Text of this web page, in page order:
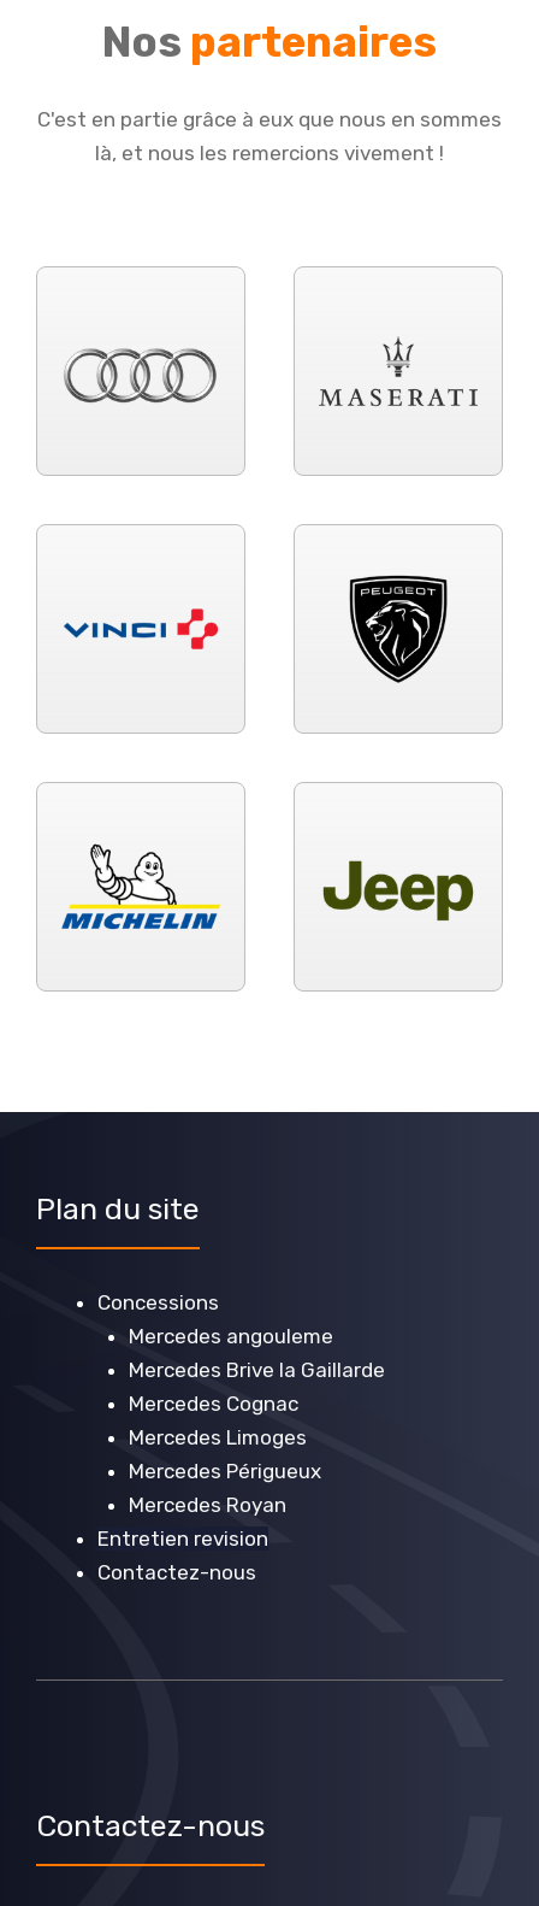
Nos partenaires
C'est en partie grâce à eux que nous en sommes
là, et nous les remercions vivement !
Plan du site
Concessions
Mercedes angouleme
Mercedes Brive la Gaillarde
Mercedes Cognac
Mercedes Limoges
Mercedes Périgueux
Mercedes Royan
Entretien revision
Contactez-nous
Contactez-nous